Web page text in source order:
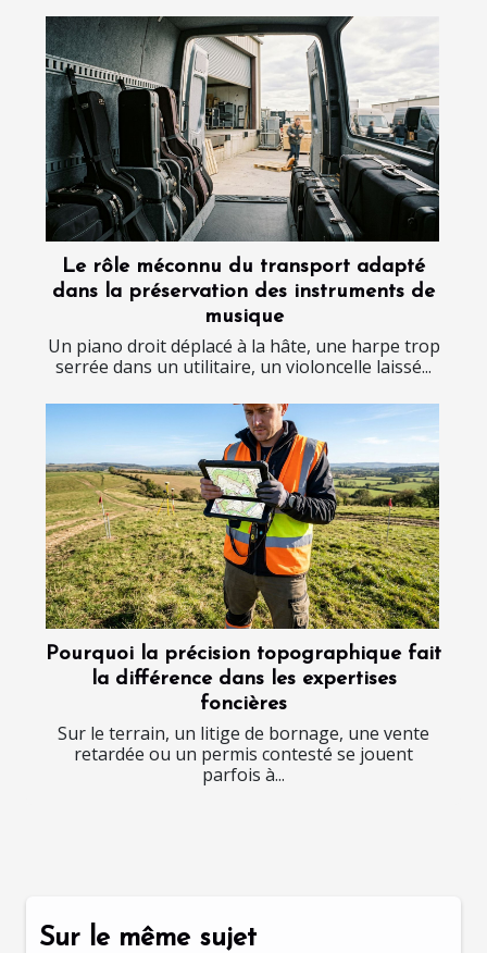
Le rôle méconnu du transport adapté
dans la préservation des instruments de
musique
Un piano droit déplacé à la hâte, une harpe trop
serrée dans un utilitaire, un violoncelle laissé...
Pourquoi la précision topographique fait
la différence dans les expertises
foncières
Sur le terrain, un litige de bornage, une vente
retardée ou un permis contesté se jouent
parfois à...
Sur le même sujet